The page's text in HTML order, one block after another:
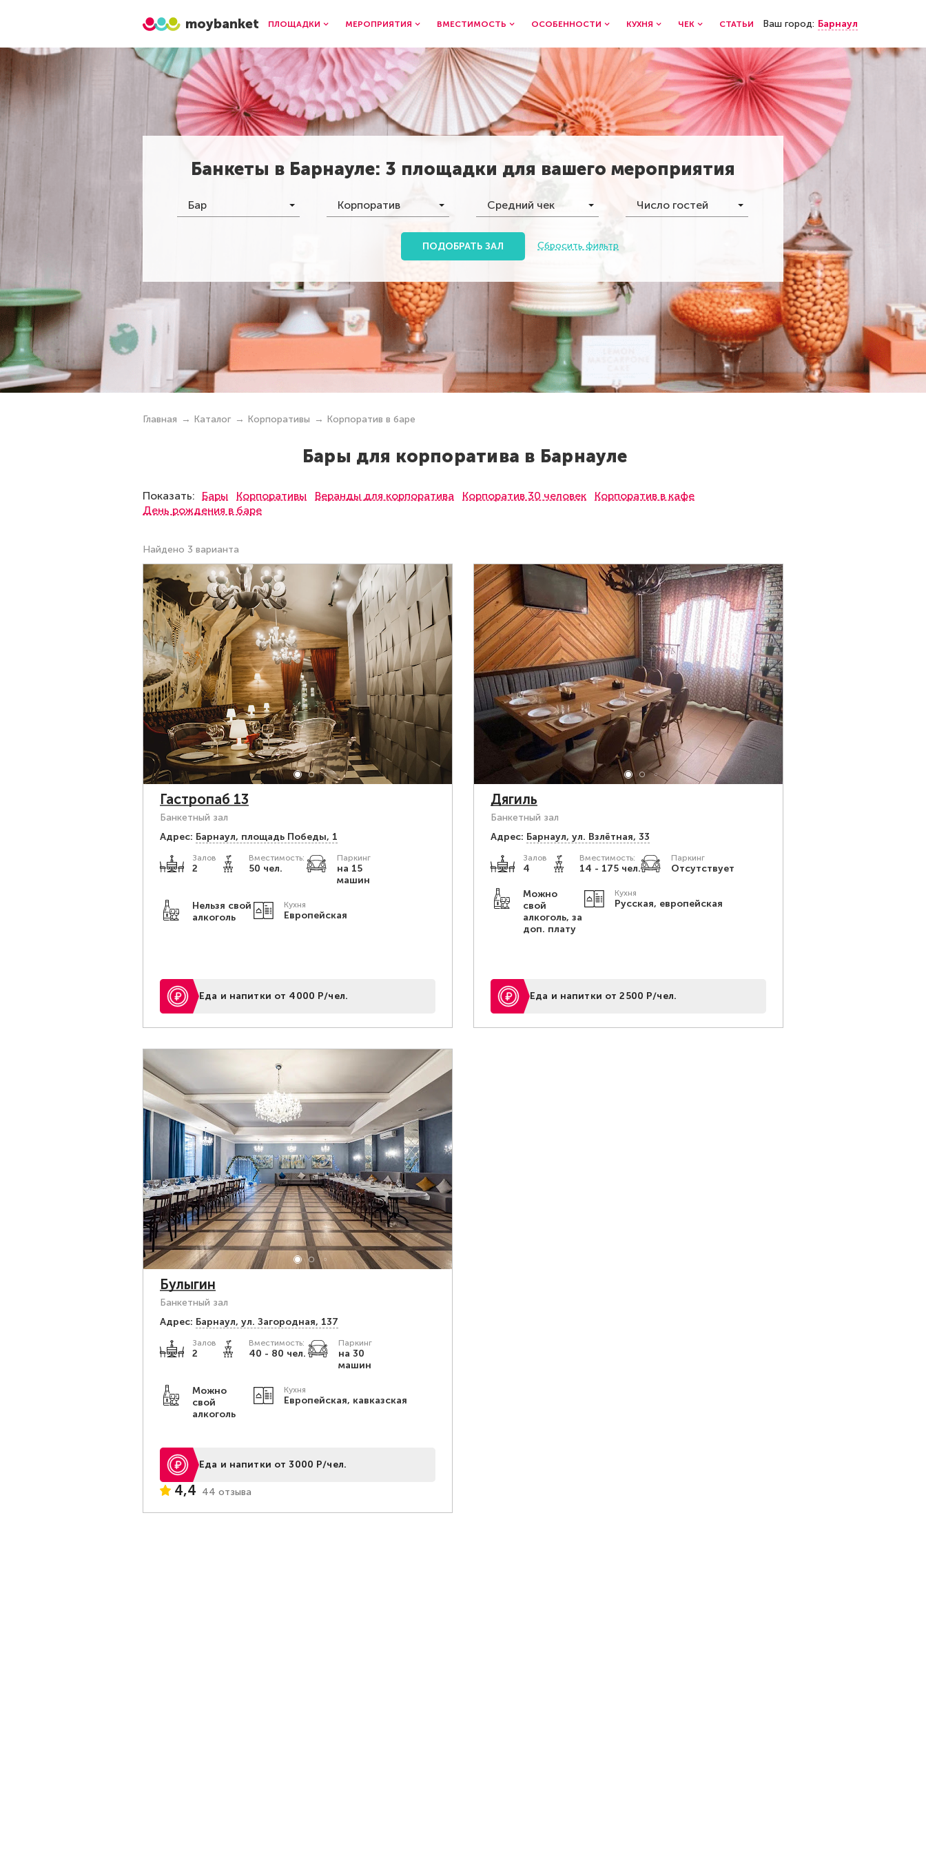
moybanket ПЛОЩАДКИ МЕРОПРИЯТИЯ ВМЕСТИМОСТЬ ОСОБЕННОСТИ КУХНЯ ЧЕК СТАТЬИ Ваш город: Барнаул
Банкеты в Барнауле: 3 площадки для вашего мероприятия
Бар Корпоратив Средний чек Число гостей
ПОДОБРАТЬ ЗАЛ Сбросить фильтр
Главная Каталог Корпоративы Корпоратив в баре
Бары для корпоратива в Барнауле
Показать: Бары Корпоративы Веранды для корпоратива Корпоратив 30 человек
Корпоратив в кафе
День рождения в баре
Найдено 3 варианта
Гастропаб 13
Банкетный зал
Адрес: Барнаул, площадь Победы, 1
Залов
2
Вместимость:
50 чел.
Паркинг
на 15
машин
Нельзя свой
алкоголь
Кухня
Европейская
Еда и напитки от 4000 Р/чел.
Дягиль
Банкетный зал
Адрес: Барнаул, ул. Взлётная, 33
Залов
4
Вместимость:
14 - 175 чел.
Паркинг
Отсутствует
Можно
свой
алкоголь, за
доп. плату
Кухня
Русская, европейская
Еда и напитки от 2500 Р/чел.
Булыгин
Банкетный зал
Адрес: Барнаул, ул. Загородная, 137
Залов
2
Вместимость:
40 - 80 чел.
Паркинг
на 30
машин
Можно
свой
алкоголь
Кухня
Европейская, кавказская
Еда и напитки от 3000 Р/чел.
4,4 44 отзыва